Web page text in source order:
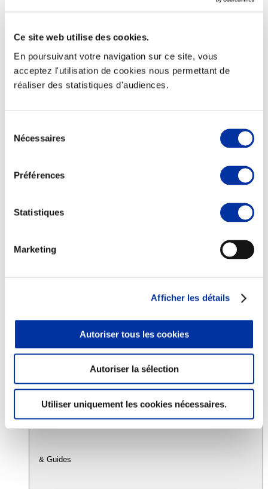
Ce site web utilise des cookies.
En poursuivant votre navigation sur ce site, vous
acceptez l'utilisation de cookies nous permettant de
réaliser des statistiques d'audiences.
Nécessaires
Préférences
Statistiques
Marketing
Afficher les détails
Autoriser tous les cookies
Autoriser la sélection
Utiliser uniquement les cookies nécessaires.
Transport – mise en marché
Abattoir
Viandes et santé
Juste rémunération et attractivité des métiers
Sources d’information
Accords
& Guides